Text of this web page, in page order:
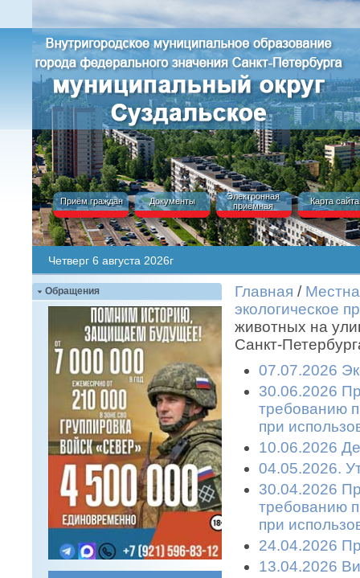
Приём граждан Документы
Электронная
приёмная
Карта сайта
Четверг 6 августа 2026г
Обращения Главная /
экологическое
животных на
Санкт-
07.07.2026
30.06.2026
требованию
при
10.06.2026
04.05.2026.
30.04.2026
требованию
при
24.04.2026
13.04.2026